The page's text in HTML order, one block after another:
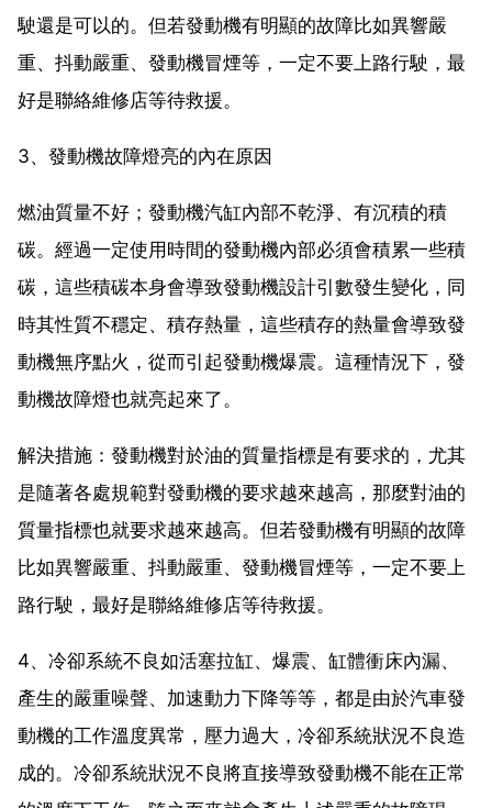
駛還是可以的。但若發動機有明顯的故障比如異響嚴
重、抖動嚴重、發動機冒煙等，一定不要上路行駛，最
好是聯絡維修店等待救援。
3、發動機故障燈亮的內在原因
燃油質量不好；發動機汽缸內部不乾淨、有沉積的積
碳。經過一定使用時間的發動機內部必須會積累一些積
碳，這些積碳本身會導致發動機設計引數發生變化，同
時其性質不穩定、積存熱量，這些積存的熱量會導致發
動機無序點火，從而引起發動機爆震。這種情況下，發
動機故障燈也就亮起來了。
解決措施：發動機對於油的質量指標是有要求的，尤其
是隨著各處規範對發動機的要求越來越高，那麼對油的
質量指標也就要求越來越高。但若發動機有明顯的故障
比如異響嚴重、抖動嚴重、發動機冒煙等，一定不要上
路行駛，最好是聯絡維修店等待救援。
4、冷卻系統不良如活塞拉缸、爆震、缸體衝床內漏、
產生的嚴重噪聲、加速動力下降等等，都是由於汽車發
動機的工作溫度異常，壓力過大，冷卻系統狀況不良造
成的。冷卻系統狀況不良將直接導致發動機不能在正常